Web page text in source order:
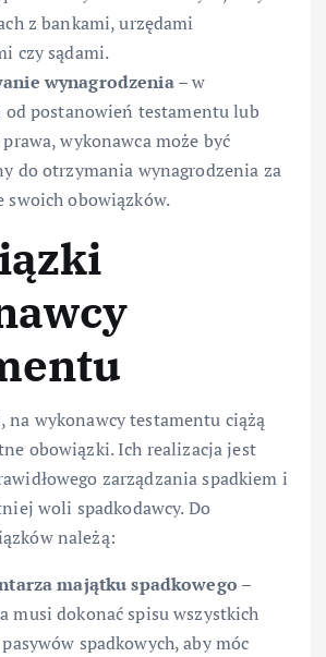
z bankami, urzędami
czy sądami.
wynagrodzenia– w
od postanowień testamentu lub
wykonawca może być
do otrzymania wynagrodzenia za
swoich obowiązków.
na wykonawcy testamentu ciążą
obowiązki. Ich realizacja jest
zarządzania spadkiem i
woli spadkodawcy. Do
należą:
majątku spadkowego –
musi dokonać spisu wszystkich
spadkowych, aby móc